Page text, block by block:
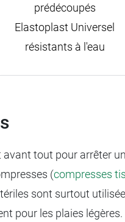
prédécoupés
Elastoplast Universel
résistants à l'eau
avant tout pour arrêter
(compresses
sont surtout
pour les plaies légères.